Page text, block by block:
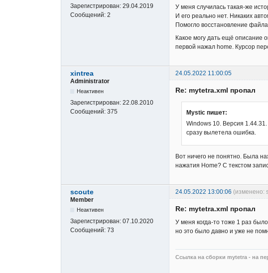
Зарегистрирован: 29.04.2019
Сообщений: 2
У меня случилась такая-же
И его реально нет. Никаких
Помогло восстановление
Какое могу дать ещё описание
первой нажал home. Курсор
xintrea
24.05.2022 11:00:05
Administrator
Неактивен
Зарегистрирован: 22.08.2010
Сообщений: 375
Re: mytetra.xml пропал
Mystic пишет:
Windows 10. Версия
сразу вылетела ошибка.
Вот ничего не понятно. Была
нажатия Home? С текстом
scoute 24.05.2022 13:00:06 (изменено:
Member
Неактивен
Зарегистрирован: 07.10.2020
Сообщений: 73
Re: mytetra.xml пропал
У меня когда-то тоже 1 раз
но это было давно и уже не
Ссылка на сборки mytetra - на